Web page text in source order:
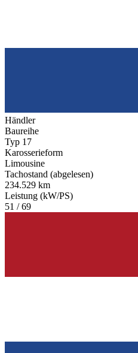
Händler
Baureihe
Typ 17
Karosserieform
Limousine
Tachostand (abgelesen)
234.529 km
Leistung (kW/PS)
51 / 69